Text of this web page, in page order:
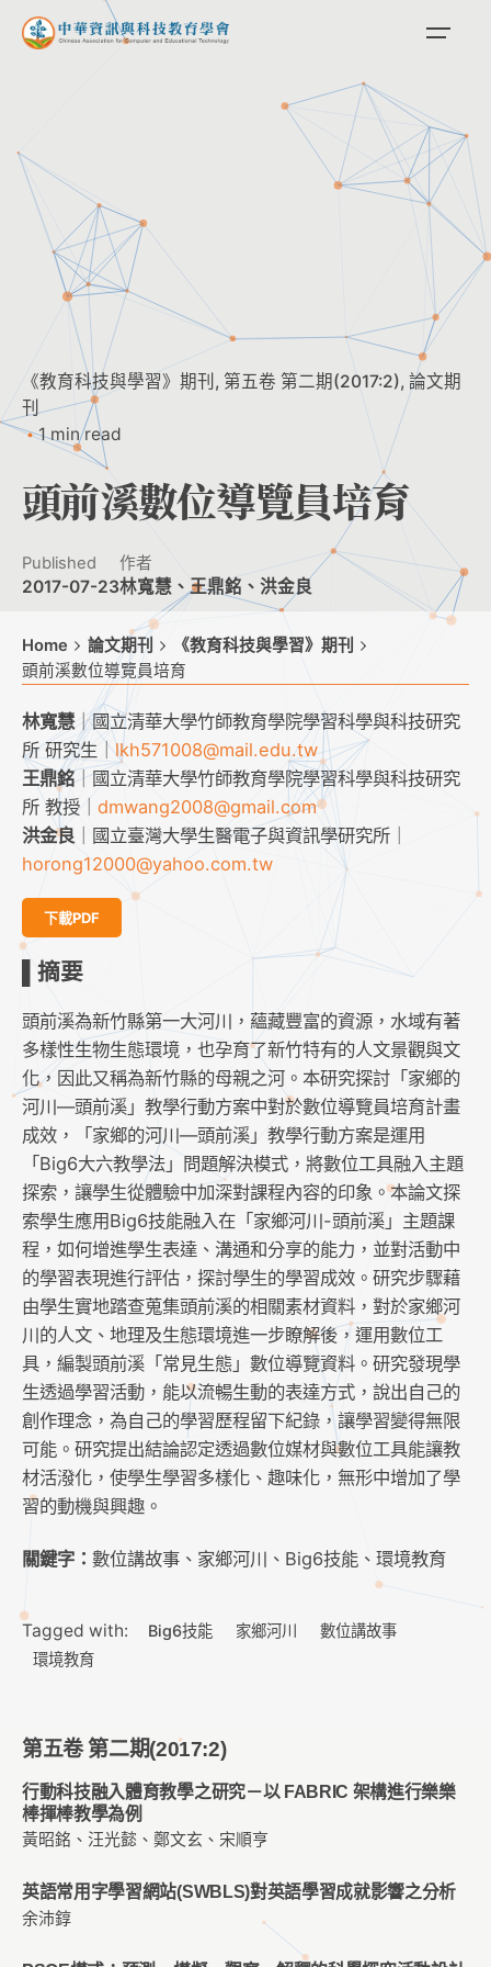
Skip
《教育科技與學習》期刊 第五卷 第二期(2017:2) 論文期
刊
1 min read
頭前溪數位導覽員培育
Published
2017-07-23
作者
林寬慧、王鼎銘、洪金良
Home 論文期刊
《教育科技與學習》期刊
頭前溪數位導覽員培育
林寬慧｜國立清華大學竹師教育學院學習科學與科技研究
所 研究生｜lkh571008@mail.edu.tw
王鼎銘｜國立清華大學竹師教育學院學習科學與科技研究
所 教授｜ dmwang2008@gmail.com
洪金良 ｜國立臺灣大學生醫電子與資訊學研究所｜
horong12000@yahoo.com.tw
下載PDF
▌摘要
頭前溪為新竹縣第一大河川，蘊藏豐富的資源，水域有著
多樣性生物生態環境，也孕育了新竹特有的人文景觀與文
化，因此又稱為新竹縣的母親之河。本研究探討「家鄉的
河川—頭前溪」教學行動方案中對於數位導覽員培育計畫
成效，「家鄉的河川—頭前溪」教學行動方案是運用
「Big6大六教學法」問題解決模式，將數位工具融入主題
探索，讓學生從體驗中加深對課程內容的印象。本論文探
索學生應用Big6技能融入在「家鄉河川-頭前溪」主題課
程，如何增進學生表達、溝通和分享的能力，並對活動中
的學習表現進行評估，探討學生的學習成效。研究步驟藉
由學生實地踏查蒐集頭前溪的相關素材資料，對於家鄉河
川的人文、地理及生態環境進一步瞭解後，運用數位工
具，編製頭前溪「常見生態」數位導覽資料。研究發現學
生透過學習活動，能以流暢生動的表達方式，說出自己的
創作理念，為自己的學習歷程留下紀錄，讓學習變得無限
可能。研究提出結論認定透過數位媒材與數位工具能讓教
材活潑化，使學生學習多樣化、趣味化，無形中增加了學
習的動機與興趣。
關鍵字： 數位講故事、家鄉河川、Big6技能、環境教育
Tagged with: Big6技能 家鄉河川
數位講故事
環境教育
第五卷 第二期(2017:2)
行動科技融入體育教學之研究－以 FABRIC 架構進行樂樂
棒揮棒教學為例
黃昭銘、汪光懿、鄭文玄、宋順亨
英語常用字學習網站(SWBLS)對英語學習成就影響之分析
余沛錞